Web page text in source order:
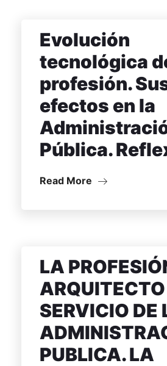
Evolución
tecnológica
profesión.
efectos en la
Pública.
Read More
LA
SERVICIO DE
PUBLICA. LA